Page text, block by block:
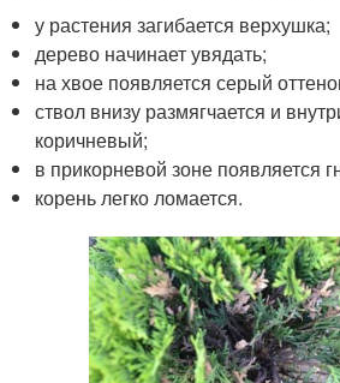
у растения загибается верхушка;
дерево начинает увядать;
на хвое появляется серый
ствол внизу размягчается и
коричневый;
в прикорневой зоне появляется
корень легко ломается.